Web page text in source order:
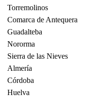
Torremolinos
Comarca de Antequera
Guadalteba
Nororma
Sierra de las Nieves
Almería
Córdoba
Huelva